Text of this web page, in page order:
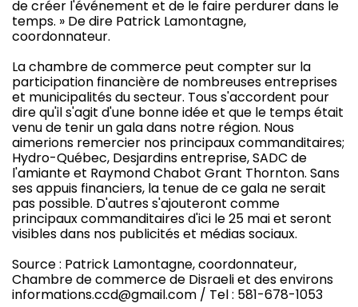
de créer l'événement et de le faire perdurer dans le
temps. » De dire Patrick Lamontagne,
coordonnateur.
La chambre de commerce peut compter sur la
participation financière de nombreuses entreprises
et municipalités du secteur. Tous s'accordent pour
dire qu'il s'agit d'une bonne idée et que le temps était
venu de tenir un gala dans notre région. Nous
aimerions remercier nos principaux commanditaires;
Hydro-Québec, Desjardins entreprise, SADC de
l'amiante et Raymond Chabot Grant Thornton. Sans
ses appuis financiers, la tenue de ce gala ne serait
pas possible. D'autres s'ajouteront comme
principaux commanditaires d'ici le 25 mai et seront
visibles dans nos publicités et médias sociaux.
Source : Patrick Lamontagne, coordonnateur,
Chambre de commerce de Disraeli et des environs
informations.ccd@gmail.com / Tel : 581-678-1053